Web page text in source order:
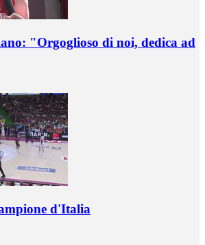
"Orgoglioso di noi, dedica ad
d'Italia